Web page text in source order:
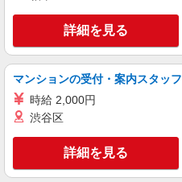
詳細を見る
マンションの受付・案内スタッフ
時給 2,000円
渋谷区
詳細を見る